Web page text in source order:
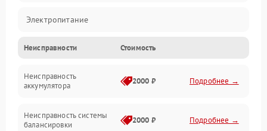
Электропитание
Балансировка
Механические повреждения
Неисправности Стоимость
Неисправность
аккумулятора
2000 ₽ Подробнее →
Неисправность системы
балансировки
2000 ₽ Подробнее →